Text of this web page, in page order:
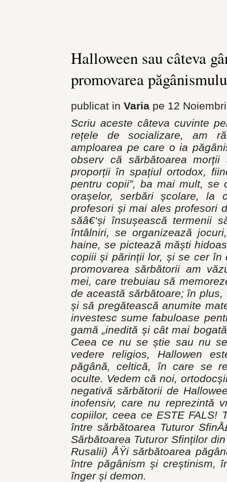
Halloween sau câteva
promovarea
publicat in Varia pe 12
Scriu aceste câteva cuvinte
rețele de socializare, am
amploarea pe care o ia
observ că sărbătoarea
proporții în spațiul ortodox,
pentru copii”, ba mai mult, se
orașelor, serbări școlare, la
profesori și mai ales profesori
săâ€‘și însușească termenii
întâlniri, se organizează
haine, se pictează măști
copiii și părinții lor, și se cer în
promovarea sărbătorii am
mei, care trebuiau să
de această sărbătoare; în
și să pregătească anumite
investesc sume fabuloase
gamă „inedită și cât mai
Ceea ce nu se știe sau nu
vedere religios, Hallowen
păgână, celtică, în care se
oculte. Vedem că noi,
negativă sărbătorii de
inofensiv, care nu reprezintă
copiilor, ceea ce ESTE FALS!
între sărbătoarea Tuturor
Sărbătoarea Tuturor Sfinților
Rusalii) ÅŸi sărbătoarea
între păgânism și creștinism,
înger și demon.